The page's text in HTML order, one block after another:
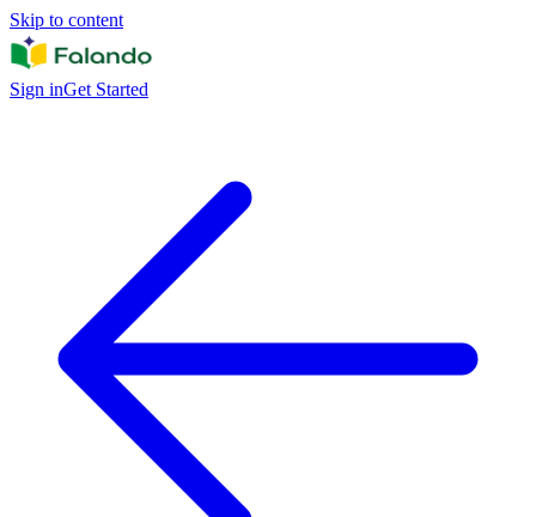
Skip to content
Sign inGet Started